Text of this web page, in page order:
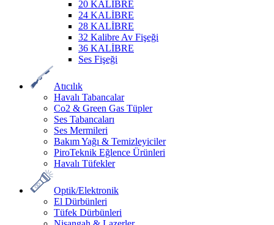
20 KALİBRE
24 KALİBRE
28 KALİBRE
32 Kalibre Av Fişeği
36 KALİBRE
Ses Fişeği
Atıcılık
Havalı Tabancalar
Co2 & Green Gas Tüpler
Ses Tabancaları
Ses Mermileri
Bakım Yağı & Temizleyiciler
PiroTeknik Eğlence Ürünleri
Havalı Tüfekler
Optik/Elektronik
El Dürbünleri
Tüfek Dürbünleri